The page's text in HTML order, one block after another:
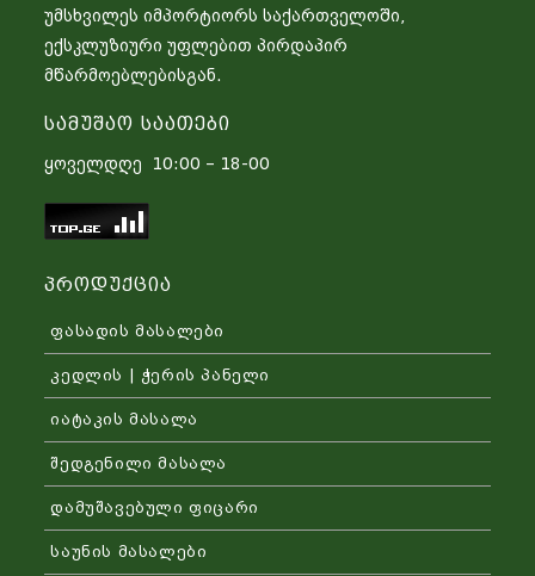
უმსხვილეს იმპორტიორს საქართველოში,
ექსკლუზიური უფლებით პირდაპირ
მწარმოებლებისგან.
Სამუშაო Საათები
ყოველდღე 10:00 – 18-00
Პროდუქცია
ფასადის მასალები
კედლის | ჭერის პანელი
იატაკის მასალა
შედგენილი მასალა
დამუშავებული ფიცარი
საუნის მასალები